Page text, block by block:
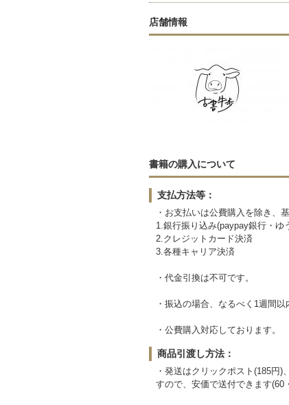
店舗情報
書籍の購入について
支払方法等：
・お支払いは公費購入を除き、
1.銀行振り込み(paypay銀行・ゆ
2.クレジットカード決済
3.各種キャリア決済
・代金引換は不可です。
・振込の場合、なるべく1週間
・公費購入対応しております。
商品引渡し方法：
・発送はクリックポスト(185円
すので、安価で送付できます(60